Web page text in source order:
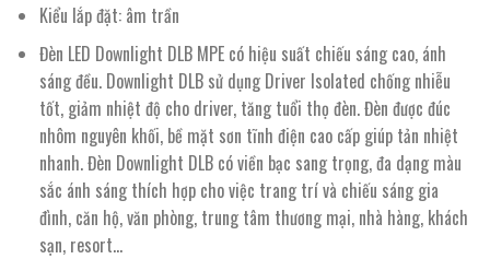
Kiểu lắp đặt: âm trần
Đèn LED Downlight DLB MPE có hiệu suất chiếu sáng cao, ánh
sáng đều. Downlight DLB sử dụng Driver Isolated chống nhiễu
tốt, giảm nhiệt độ cho driver, tăng tuổi thọ đèn. Đèn được đúc
nhôm nguyên khối, bề mặt sơn tĩnh điện cao cấp giúp tản nhiệt
nhanh. Đèn Downlight DLB có viền bạc sang trọng, đa dạng màu
sắc ánh sáng thích hợp cho việc trang trí và chiếu sáng gia
đình, căn hộ, văn phòng, trung tâm thương mại, nhà hàng, khách
sạn, resort…